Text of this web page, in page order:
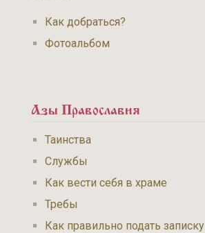
Как добраться?
Фотоальбом
Азы Православия
Таинства
Службы
Как вести себя в храме
Требы
Как правильно подать записку